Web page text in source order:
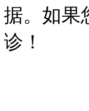
据。如果
诊！